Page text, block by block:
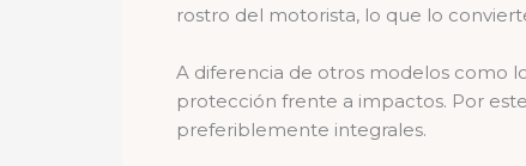
rostro del motorista, lo que lo
A diferencia de otros modelos como
protección frente a impactos. Por
preferiblemente integrales.